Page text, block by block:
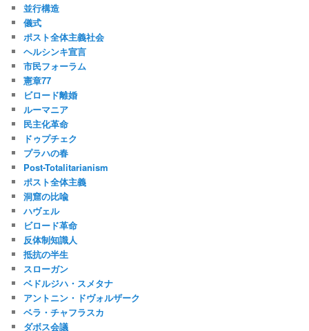
並行構造
儀式
ポスト全体主義社会
ヘルシンキ宣言
市民フォーラム
憲章77
ビロード離婚
ルーマニア
民主化革命
ドゥプチェク
プラハの春
Post-Totalitarianism
ポスト全体主義
洞窟の比喩
ハヴェル
ビロード革命
反体制知識人
抵抗の半生
スローガン
ベドルジハ・スメタナ
アントニン・ドヴォルザーク
ベラ・チャフラスカ
ダボス会議